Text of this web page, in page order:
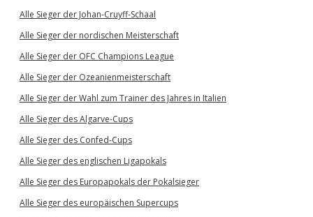
Alle Sieger der Johan-Cruyff-Schaal
Alle Sieger der nordischen Meisterschaft
Alle Sieger der OFC Champions League
Alle Sieger der Ozeanienmeisterschaft
Alle Sieger der Wahl zum Trainer des Jahres in Italien
Alle Sieger des Algarve-Cups
Alle Sieger des Confed-Cups
Alle Sieger des englischen Ligapokals
Alle Sieger des Europapokals der Pokalsieger
Alle Sieger des europäischen Supercups